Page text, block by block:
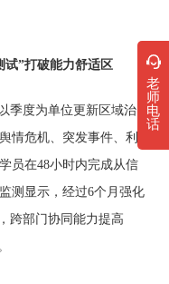
试”打破能力舒适区
度为单位更新区域治
情危机、突发事件、利
员在48小时内完成从信
测显示，经过6个月强化
跨部门协同能力提高
老
师
电
话